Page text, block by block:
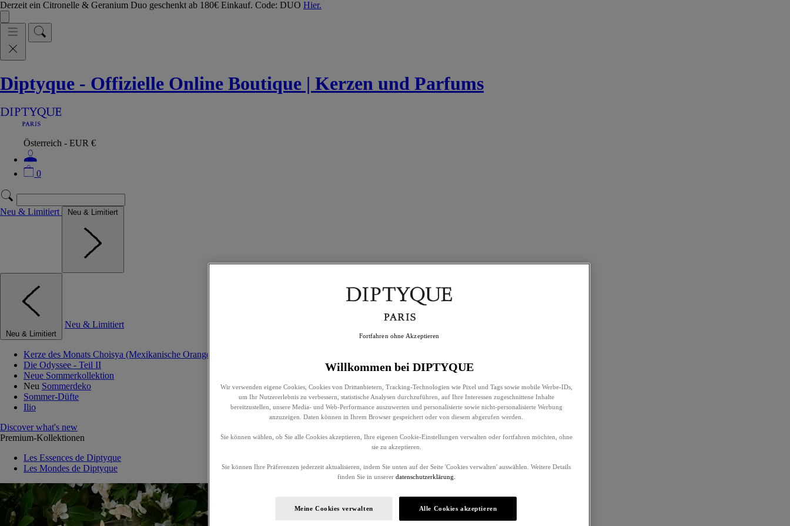
Derzeit ein Citronelle & Geranium Duo geschenkt ab 180€ Einkauf. Code: DUO Hier.
Diptyque - Offizielle Online Boutique | Kerzen und Parfums
Österreich - EUR €
0
Neu & Limitiert Neu & Limitiert
Neu & Limitiert
Neu & Limitiert
Kerze des Monats Choisya (Mexikanische Orangenblume)
Die Odyssee - Teil II
Neue Sommerkollektion
Neu Sommerdeko
Sommer-Düfte
Ilio
Discover what's new
Premium-Kollektionen
Les Essences de Diptyque
Les Mondes de Diptyque
Willkommen bei DIPTYQUE
Wir verwenden eigene Cookies, Cookies von Drittanbietern, Tracking-Technologien wie Pixel und Tags sowie mobile Werbe-IDs,
um Ihr Nutzererlebnis zu verbessern, statistische Analysen durchzuführen, auf Ihre Interessen zugeschnittene Inhalte
bereitzustellen, unsere Media- und Web-Performance auszuwerten und personalisierte sowie nicht-personalisierte Werbung
anzuzeigen. Daten können in Ihrem Browser gespeichert oder von diesem abgerufen werden.
Sie können wählen, ob Sie alle Cookies akzeptieren, Ihre eigenen Cookie-Einstellungen verwalten oder fortfahren möchten, ohne
sie zu akzeptieren.
Sie können Ihre Präferenzen jederzeit aktualisieren, indem Sie unten auf der Seite 'Cookies verwalten' auswählen. Weitere Details
finden Sie in unserer datenschutzerklärung.
Meine Cookies verwalten Alle Cookies akzeptieren
Fortfahren ohne Akzeptieren